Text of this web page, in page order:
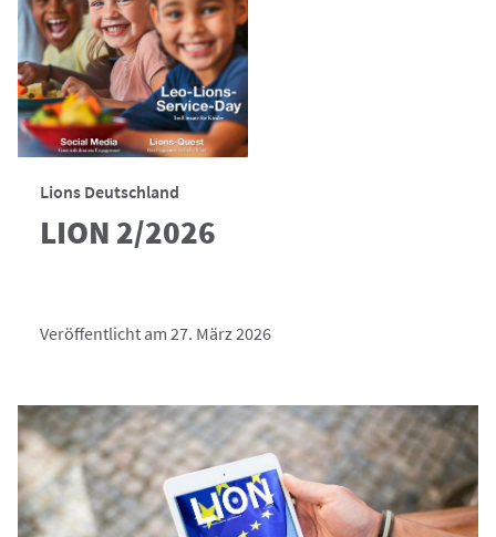
Lions Deutschland
LION 2/2026
Veröffentlicht am 27. März 2026